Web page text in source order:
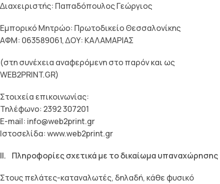
∆ιαχειριστής: Παπαδόπουλος Γεώργιος
Εµπορικό Μητρώο: Πρωτοδικείο Θεσσαλονίκης
ΑΦΜ: 063589061, ∆ΟΥ: ΚΑΛΑΜΑΡΙΑΣ
(στη συνέχεια αναφερόμενη στο παρόν και ως
WEB2PRINT.GR)
Στοιχεία επικοινωνίας:
Τηλέφωνο: 2392 307201
E-mail: info@web2print.gr
Ιστοσελίδα: www.web2print.gr
II. Πληροφορίες σχετικά µε το δικαίωµα υπαναχώρησης
Στους πελάτες-καταναλωτές, δηλαδή, κάθε φυσικό